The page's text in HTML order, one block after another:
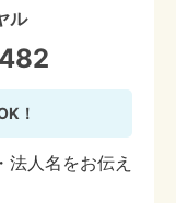
ル
！
法人名をお伝え